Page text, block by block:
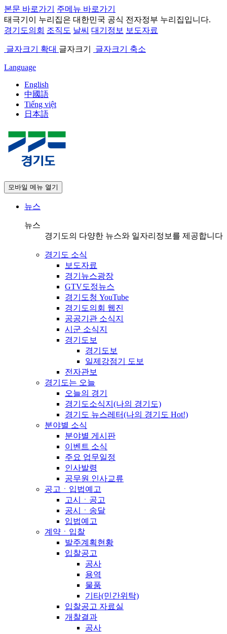
본문 바로가기
주메뉴 바로가기
태극기 이 누리집은 대한민국 공식 전자정부 누리집입니다.
경기도의회 조직도 날씨 대기정보 보도자료
글자크기 확대 글자크기 글자크기 축소
Language
English
中國語
Tiếng việt
日本語
모바일 메뉴 열기
뉴스
뉴스
경기도의 다양한 뉴스와 일자리정보를 제공합니다
경기도 소식
보도자료
경기뉴스광장
GTV도정뉴스
경기도청 YouTube
경기도의회 웹진
공공기관 소식지
시군 소식지
경기도보
경기도보
일제강점기 도보
전자관보
경기도는 오늘
오늘의 경기
경기도소식지(나의 경기도)
경기도 뉴스레터(나의 경기도 Hot!)
분야별 소식
분야별 게시판
이벤트 소식
주요 업무일정
인사발령
공무원 인사교류
공고ㆍ입법예고
고시ㆍ공고
공시ㆍ송달
입법예고
계약ㆍ입찰
발주계획현황
입찰공고
공사
용역
물품
기타(민간위탁)
입찰공고 자료실
개찰결과
공사